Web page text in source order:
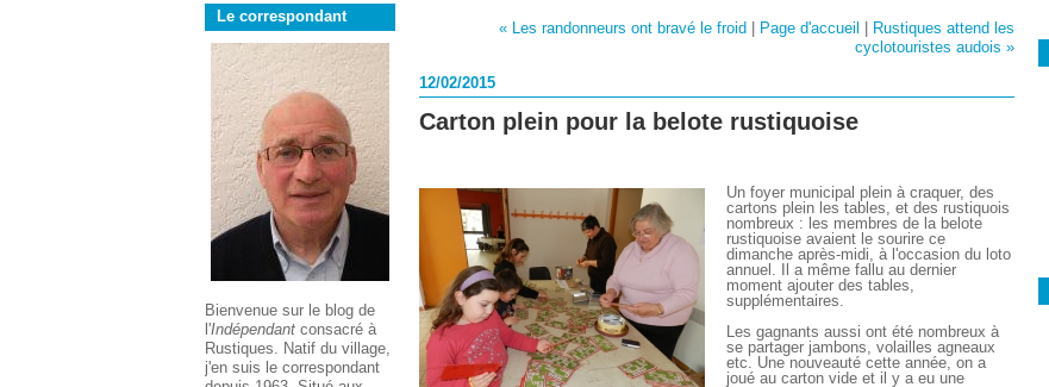
Le correspondant
Bienvenue sur le blog de
l'Indépendant consacré à
Rustiques. Natif du village,
j'en suis le correspondant
« Les randonneurs ont bravé le froid Page d'accueil
Rustiques attend les
cyclotouristes audois »
12/02/2015
Carton plein pour la belote rustiquoise
Un foyer municipal plein à craquer, des
cartons plein les tables, et des rustiquois
nombreux : les membres de la belote
rustiquoise avaient le sourire ce
dimanche après-midi, à l'occasion du loto
annuel. Il a même fallu au dernier
moment ajouter des tables,
supplémentaires.
Les gagnants aussi ont été nombreux à
se partager jambons, volailles agneaux
etc. Une nouveauté cette année, on a
joué au carton vide et il y a eu une